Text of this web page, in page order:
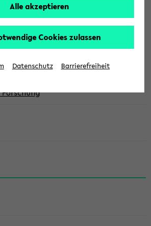
Alle akzeptieren
Cookies zulassen
Datenschutz Barrierefreiheit